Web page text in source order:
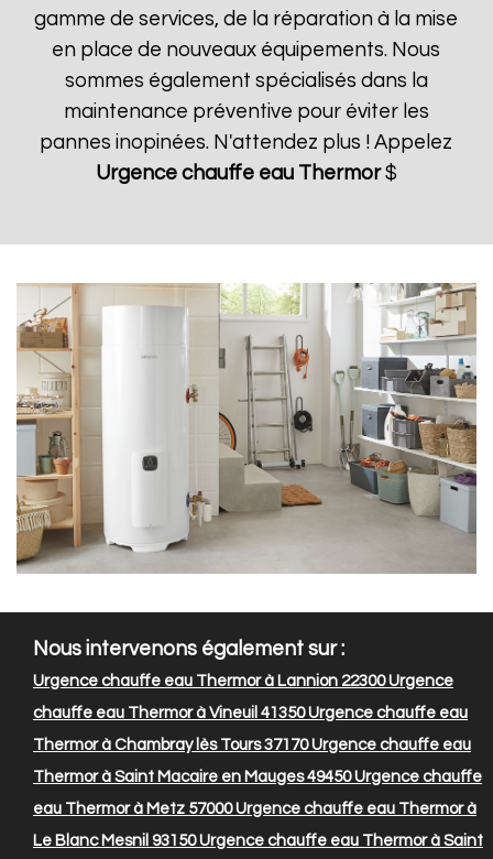
gamme de services, de la réparation à la mise
en place de nouveaux équipements. Nous
sommes également spécialisés dans la
maintenance préventive pour éviter les
pannes inopinées. N'attendez plus ! Appelez
Urgence chauffe eau Thermor$
Nous intervenons également sur :
Urgence chauffe eau Thermor à Lannion 22300Urgence
chauffe eau Thermor à Vineuil 41350Urgence chauffe eau
Thermor à Chambray lès Tours 37170Urgence chauffe eau
Thermor à Saint Macaire en Mauges 49450Urgence chauffe
eau Thermor à Metz 57000Urgence chauffe eau Thermor à
Le Blanc Mesnil 93150Urgence chauffe eau Thermor à Saint